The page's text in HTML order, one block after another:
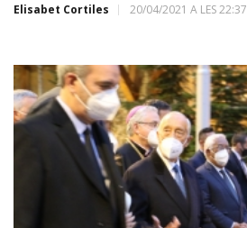
Elisabet Cortiles 20/04/2021 A LES 22:37